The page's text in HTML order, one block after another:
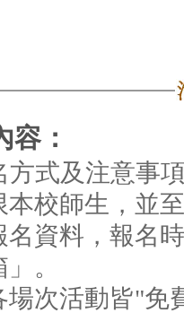
容：
方式及注意事
本校師生，並
名資料，報名
」。
場次活動皆"免